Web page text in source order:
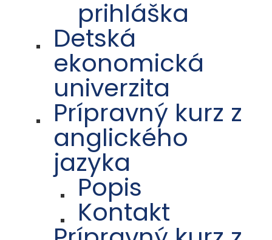
prihláška
Detská
ekonomická
univerzita
Prípravný kurz z
anglického
jazyka
Popis
Kontakt